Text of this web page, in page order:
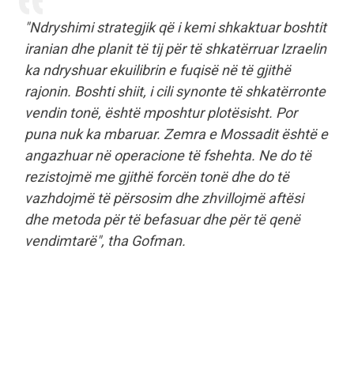
"Ndryshimi strategjik që i kemi shkaktuar boshtit
iranian dhe planit të tij për të shkatërruar Izraelin
ka ndryshuar ekuilibrin e fuqisë në të gjithë
rajonin. Boshti shiit, i cili synonte të shkatërronte
vendin tonë, është mposhtur plotësisht. Por
puna nuk ka mbaruar. Zemra e Mossadit është e
angazhuar në operacione të fshehta. Ne do të
rezistojmë me gjithë forcën tonë dhe do të
vazhdojmë të përsosim dhe zhvillojmë aftësi
dhe metoda për të befasuar dhe për të qenë
vendimtarë", tha Gofman.